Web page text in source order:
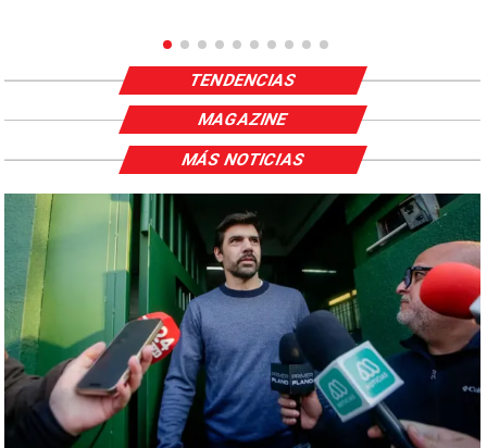
TENDENCIAS
MAGAZINE
MÁS NOTICIAS